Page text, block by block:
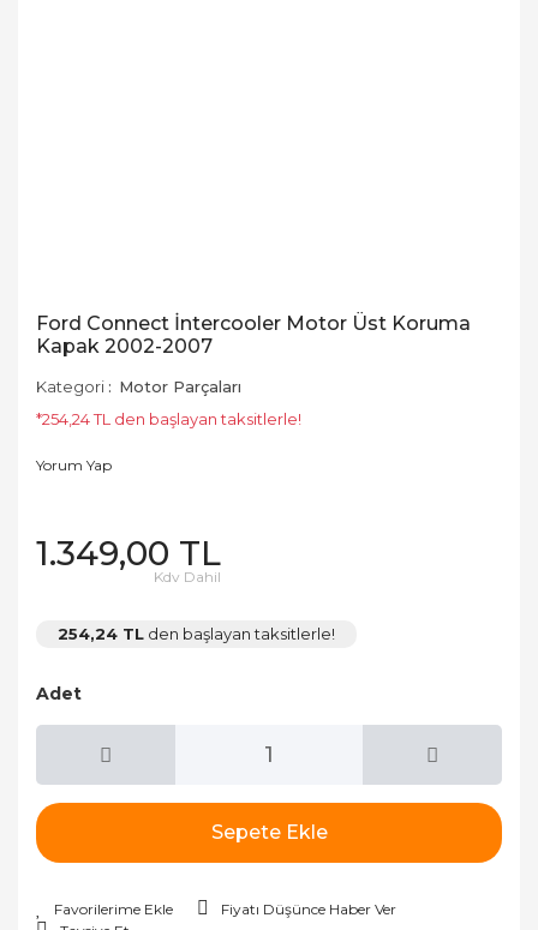
Ford Connect İntercooler Motor Üst Koruma
Kapak 2002-2007
Kategori
Motor Parçaları
*254,24 TL den başlayan taksitlerle!
Yorum Yap
1.349,00 TL
Kdv Dahil
254,24 TL den başlayan taksitlerle!
Adet
Sepete Ekle
Fiyatı Düşünce Haber Ver